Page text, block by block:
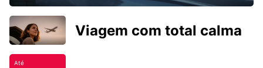
Viagem com total calma
Até